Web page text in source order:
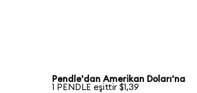
Pendle'dan Amerikan Doları'na
1 PENDLE eşittir $1,39